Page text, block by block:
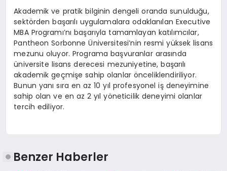
Akademik ve pratik bilginin dengeli oranda sunulduğu,
sektörden başarılı uygulamalara odaklanılan Executive
MBA Programı’nı başarıyla tamamlayan katılımcılar,
Pantheon Sorbonne Üniversitesi’nin resmi yüksek lisans
mezunu oluyor. Programa başvuranlar arasında
üniversite lisans derecesi mezuniyetine, başarılı
akademik geçmişe sahip olanlar önceliklendiriliyor.
Bunun yanı sıra en az 10 yıl profesyonel iş deneyimine
sahip olan ve en az 2 yıl yöneticilik deneyimi olanlar
tercih ediliyor.
Benzer Haberler